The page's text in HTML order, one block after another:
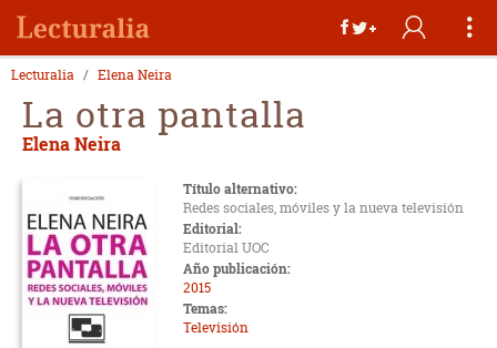
Lecturalia Elena Neira
La otra pantalla
Elena Neira
Título alternativo:
Redes sociales, móviles y la nueva televisión
Editorial:
Editorial UOC
Año publicación:
2015
Temas:
Televisión